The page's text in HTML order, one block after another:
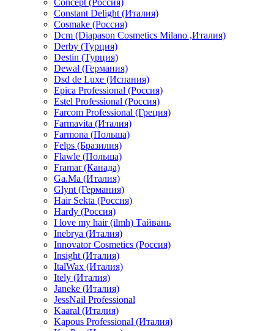
Concept (Россия)
Constant Delight (Италия)
Cosmake (Россия)
Dcm (Diapason Cosmetics Milano ,Италия)
Derby (Турция)
Destin (Турция)
Dewal (Германия)
Dsd de Luxe (Испания)
Epica Professional (Россия)
Estel Professional (Россия)
Farcom Professional (Греция)
Farmavita (Италия)
Farmona (Польша)
Felps (Бразилия)
Flawle (Польша)
Framar (Канада)
Ga.Ma (Италия)
Glynt (Германия)
Hair Sekta (Россия)
Hardy (Россия)
I love my hair (ilmh) Тайвань
Inebrya (Италия)
Innovator Cosmetics (Россия)
Insight (Италия)
ItalWax (Италия)
Itely (Италия)
Janeke (Италия)
JessNail Professional
Kaaral (Италия)
Kapous Professional (Италия)